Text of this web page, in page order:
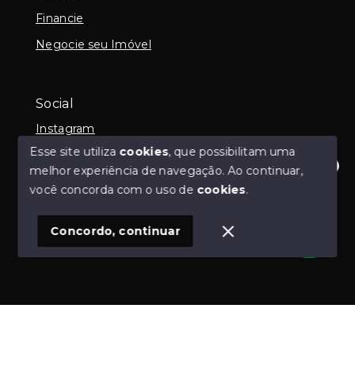
Olá! Estamos disponíveis para te ajudar.
Financie
Negocie seu Imóvel
Social
Instagram
© Copyright 2026 - Imob Albuquerque - Todos os
SITE PARA IMOBILIARIA
Esse site utiliza cookies, que possibilitam uma
melhor experiência de navegação.Ao continuar,
você concorda com o uso de cookies.
Concordo, continuar